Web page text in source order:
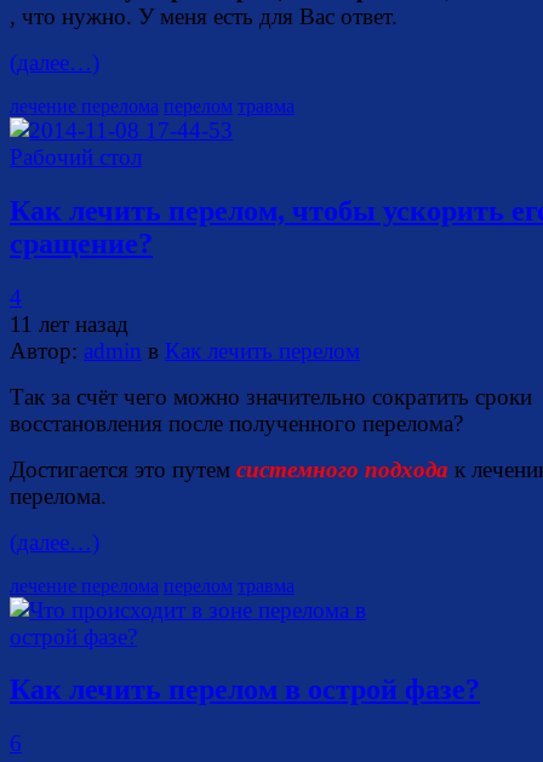
, что нужно. У меня есть для Вас ответ.
(далее…)
лечение перелома перелом травма
Как лечить перелом, чтобы ускорить
сращение?
4
11 лет назад
Автор: admin в Как лечить перелом
Так за счёт чего можно значительно сократить сроки
восстановления после полученного перелома?
Достигается это путем системного подхода к
перелома.
(далее…)
лечение перелома перелом травма
Как лечить перелом в острой фазе?
6